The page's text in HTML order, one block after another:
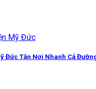
Đức Tận Nơi Nhanh Cả